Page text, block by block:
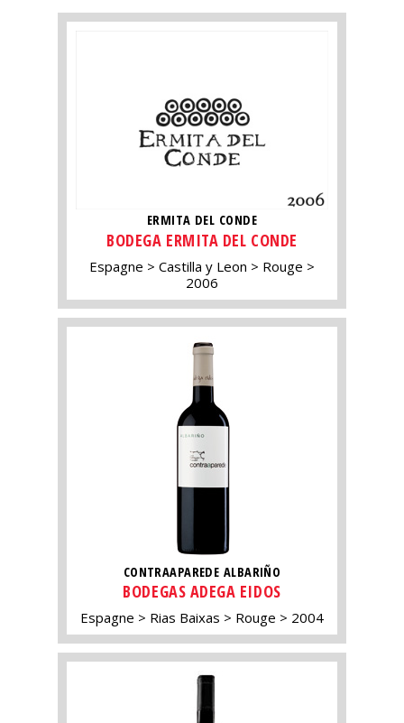
ERMITA DEL CONDE
BODEGA ERMITA DEL CONDE
Espagne Castilla y Leon
Rouge
2006
CONTRAAPAREDE ALBARIÑO
BODEGAS ADEGA EIDOS
Espagne Rias Baixas Rouge 2004